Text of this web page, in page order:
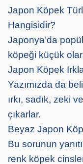
Japon Köpek
Hangisidir?
Japonya’da
köpeği küçük
Japon Köpek
Yazımızda da
ırkı, sadık, zeki
çıkarlar.
Beyaz Japon
Bu sorunun
renk köpek